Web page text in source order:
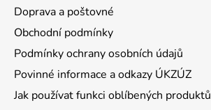
Doprava a poštovné
Obchodní podmínky
Podmínky ochrany osobních údajů
Povinné informace a odkazy ÚKZÚZ
Jak používat funkci oblíbených produktů